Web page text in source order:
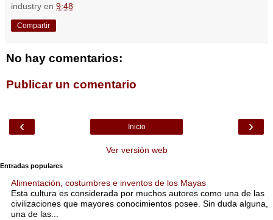
industry en 9:48
Compartir
No hay comentarios:
Publicar un comentario
‹ ›
Inicio
Ver versión web
Entradas populares
Alimentación, costumbres e inventos de los Mayas
Esta cultura es considerada por muchos autores como una de las
civilizaciones que mayores conocimientos posee. Sin duda alguna,
una de las...